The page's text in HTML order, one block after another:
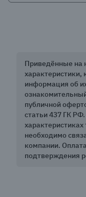
Приведённые на
характеристики,
информация об
публичной
статьи 437 ГК
необходимо
компании.
подтверждения